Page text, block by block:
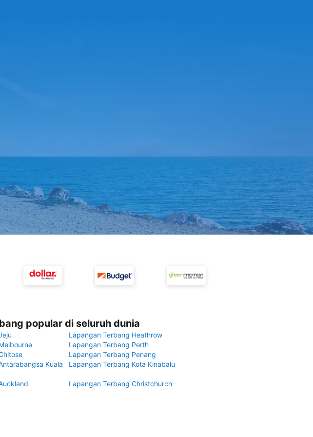
popular di seluruh dunia
Lapangan Terbang Heathrow
Lapangan Terbang Perth
Lapangan Terbang Penang
Kuala
Lapangan Terbang Kota Kinabalu
Lapangan Terbang Christchurch